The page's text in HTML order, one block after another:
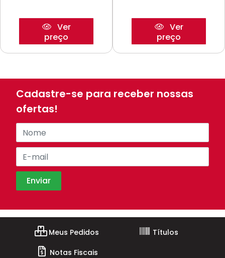
Ver
preço
Ver
preço
Cadastre-se para receber nossas
ofertas!
Meus Pedidos
Títulos
Notas Fiscais